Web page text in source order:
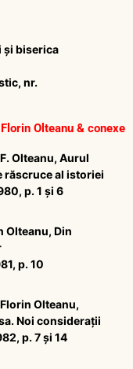
și biserica
nr.
Florin Olteanu & conexe
Olteanu, Aurul
răscruce al istoriei
p. 1 și 6
Olteanu, Din
p. 10
Olteanu,
Noi considerații
p. 7 și 14